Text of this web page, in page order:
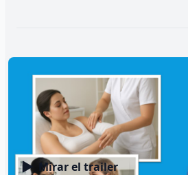
Habilidades que
Mirar el trailer